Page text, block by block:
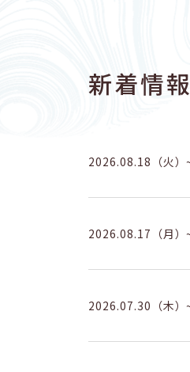
新着情報
2026.08.18（火）
2026.08.17（月）
2026.07.30（木）